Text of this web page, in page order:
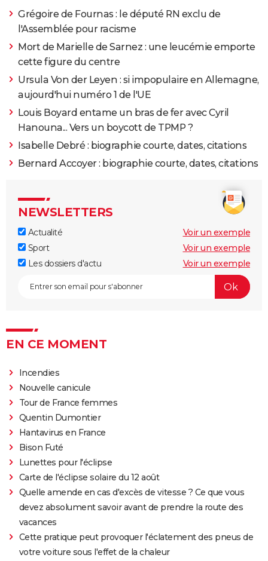
Grégoire de Fournas : le député RN exclu de
l'Assemblée pour racisme
Mort de Marielle de Sarnez : une leucémie emporte
cette figure du centre
Ursula Von der Leyen : si impopulaire en Allemagne,
aujourd'hui numéro 1 de l'UE
Louis Boyard entame un bras de fer avec Cyril
Hanouna... Vers un boycott de TPMP ?
Isabelle Debré : biographie courte, dates, citations
Bernard Accoyer : biographie courte, dates, citations
NEWSLETTERS
Actualité
Voir un exemple
Sport
Voir un exemple
Les dossiers d'actu
Voir un exemple
EN CE MOMENT
Incendies
Nouvelle canicule
Tour de France femmes
Quentin Dumontier
Hantavirus en France
Bison Futé
Lunettes pour l'éclipse
Carte de l'éclipse solaire du 12 août
Quelle amende en cas d'excès de vitesse ? Ce que vous
devez absolument savoir avant de prendre la route des
vacances
Cette pratique peut provoquer l'éclatement des pneus de
votre voiture sous l'effet de la chaleur